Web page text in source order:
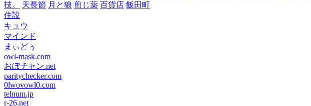
技。
天長節 月と狼 煎じ薬 百貨店 飯田町
住設
キュウ
マインド
まぃどぅ
owl-mask.com
おぼチャン.net
paritychecker.com
0lwovowl0.com
telnum.jp
r-26.net